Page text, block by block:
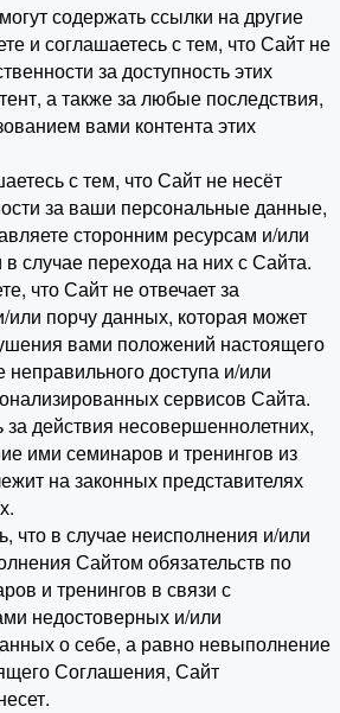
содержать ссылки на другие
и соглашаетесь с тем, что Сайт не
за доступность этих
а также за любые последствия,
вами контента этих
с тем, что Сайт не несёт
за ваши персональные данные,
сторонним ресурсам и/или
случае перехода на них с Сайта.
что Сайт не отвечает за
порчу данных, которая может
вами положений настоящего
доступа и/или
сервисов Сайта.
за действия несовершеннолетних,
ими семинаров и тренингов из
на законных представителях
что в случае неисполнения и/или
Сайтом обязательств по
и тренингов в связи с
недостоверных и/или
о себе, а равно невыполнение
Соглашения, Сайт